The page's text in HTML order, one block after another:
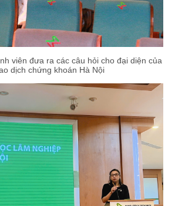
viên đưa ra các câu hỏi cho đại diện của
dịch chứng khoán Hà Nội